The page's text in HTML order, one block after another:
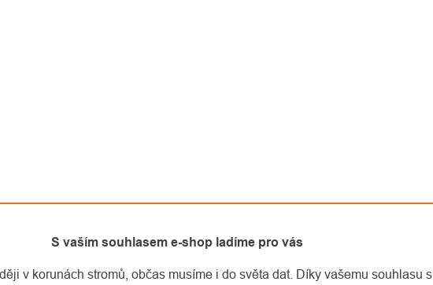
S vaším souhlasem e-shop ladíme pro vás
v korunách stromů, občas musíme i do světa dat. Díky vašemu souhlasu s